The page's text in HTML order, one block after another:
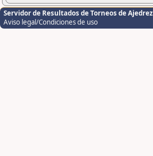
Servidor de Resultados de Torneos de Ajedrez
Aviso legal/Condiciones de uso